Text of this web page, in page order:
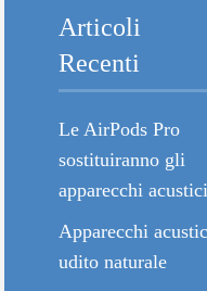
Articoli
Recenti
Le AirPods Pro
sostituiranno gli
apparecchi
Apparecchi
udito naturale